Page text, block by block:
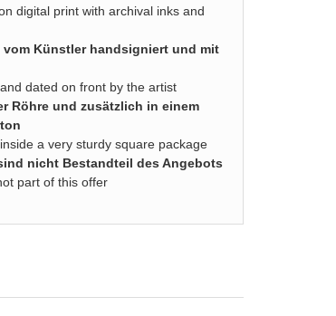
digital print with archival inks and
Künstler handsigniert und mit
dated on front by the artist
Röhre und zusätzlich in einem
a very sturdy square package
nicht Bestandteil des Angebots
part of this offer